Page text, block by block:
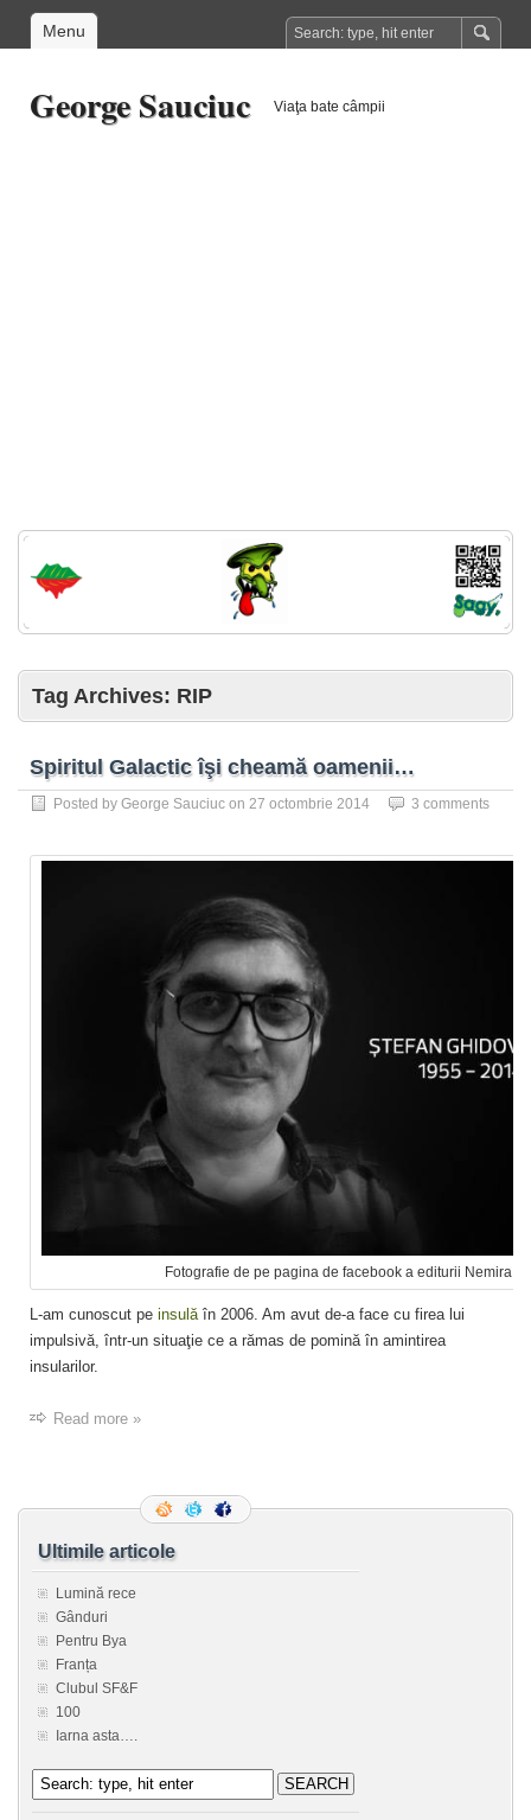
Menu
George Sauciuc Viaţa bate câmpii
Tag Archives: RIP
Spiritul Galactic îşi cheamă oamenii…
Posted by George Sauciuc on 27 octombrie 2014 3 comments
Fotografie de pe pagina de facebook a editurii Nemira
L-am cunoscut pe insulă în 2006. Am avut de-a face cu firea lui
impulsivă, într-un situaţie ce a rămas de pomină în amintirea
insularilor.
Read more »
Ultimile articole
Lumină rece
Gânduri
Pentru Bya
Franța
Clubul SF&F
100
Iarna asta….